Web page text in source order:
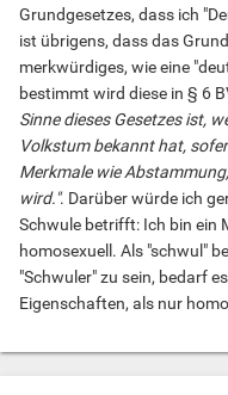
Grundgesetzes, dass ich
ist übrigens, dass das
merkwürdiges, wie eine
bestimmt wird diese in § 6
Sinne dieses Gesetzes ist,
Volkstum bekannt hat,
Merkmale wie
wird.". Darüber würde ich
Schwule betrifft: Ich bin ein
homosexuell. Als "schwul"
"Schwuler" zu sein, bedarf
Eigenschaften, als nur